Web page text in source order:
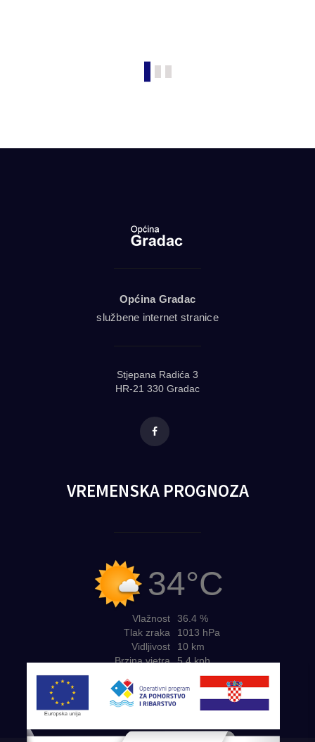
Općina Gradac
službene internet stranice
Stjepana Radića 3
HR-21 330 Gradac
Facebook
VREMENSKA PROGNOZA
34°C
Vlažnost
36.4 %
Tlak zraka
1013 hPa
Vidljivost
10 km
Brzina vjetra
5.4 kph